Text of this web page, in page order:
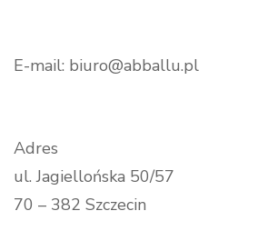
E-mail: biuro@abballu.pl
Adres
ul. Jagiellońska 50/57
70 – 382 Szczecin